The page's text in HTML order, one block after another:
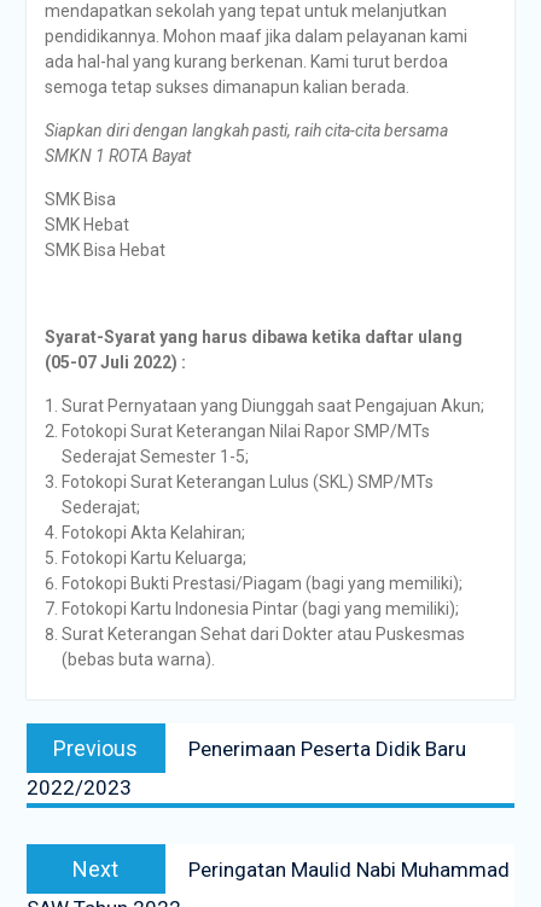
mendapatkan sekolah yang tepat untuk melanjutkan
pendidikannya. Mohon maaf jika dalam pelayanan kami
ada hal-hal yang kurang berkenan. Kami turut berdoa
semoga tetap sukses dimanapun kalian berada.
Siapkan diri dengan langkah pasti, raih cita-cita bersama
SMKN 1 ROTA Bayat
SMK Bisa
SMK Hebat
SMK Bisa Hebat
Syarat-Syarat yang harus dibawa ketika daftar ulang
(05-07 Juli 2022) :
Surat Pernyataan yang Diunggah saat Pengajuan Akun;
Fotokopi Surat Keterangan Nilai Rapor SMP/MTs
Sederajat Semester 1-5;
Fotokopi Surat Keterangan Lulus (SKL) SMP/MTs
Sederajat;
Fotokopi Akta Kelahiran;
Fotokopi Kartu Keluarga;
Fotokopi Bukti Prestasi/Piagam (bagi yang memiliki);
Fotokopi Kartu Indonesia Pintar (bagi yang memiliki);
Surat Keterangan Sehat dari Dokter atau Puskesmas
(bebas buta warna).
Navigasi
posPrevious
post:
Penerimaan Peserta Didik Baru
2022/2023
Next
post:
Peringatan Maulid Nabi Muhammad